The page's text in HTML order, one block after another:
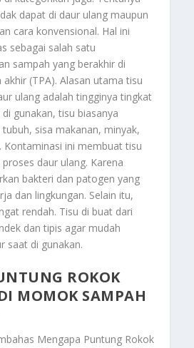
dapat di daur ulang maupun
cara konvensional. Hal ini
sebagai salah satu
sampah yang berakhir di
(TPA). Alasan utama tisu
ulang adalah tingginya tingkat
gunakan, tisu biasanya
sisa makanan, minyak,
Kontaminasi ini membuat tisu
daur ulang. Karena
bakteri dan patogen yang
dan lingkungan. Selain itu,
rendah. Tisu di buat dari
dan tipis agar mudah
saat di gunakan.
ROKOK
MOMOK SAMPAH
Mengapa Puntung Rokok